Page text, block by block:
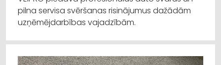
pilna servisa svēršanas risinājumus dažādām
uzņēmējdarbības vajadzībām.